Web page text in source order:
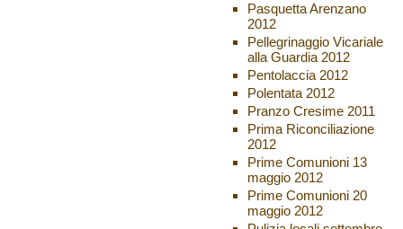
Pasquetta Arenzano
2012
Pellegrinaggio Vicariale
alla Guardia 2012
Pentolaccia 2012
Polentata 2012
Pranzo Cresime 2011
Prima Riconciliazione
2012
Prime Comunioni 13
maggio 2012
Prime Comunioni 20
maggio 2012